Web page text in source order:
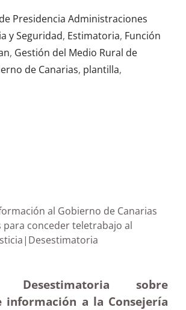
Presidencia Administraciones
y Seguridad, Estimatoria, Función
, Gestión del Medio Rural de
de Canarias, plantilla,
al Gobierno de Canarias
conceder teletrabajo al
justicia|Desestimatoria
Desestimatoria sobre
información a la Consejería